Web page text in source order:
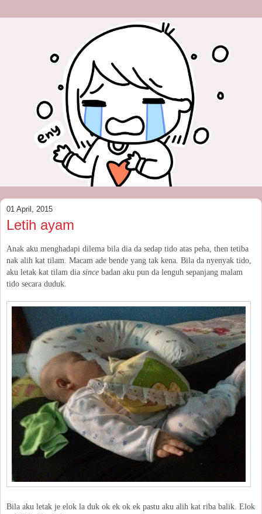
01 April, 2015
Letih ayam
Anak aku menghadapi dilema bila dia da sedap tido atas peha, then tetiba
nak alih kat tilam. Macam ade bende yang tak kena. Bila da nyenyak tido,
aku letak kat tilam dia since badan aku pun da lenguh sepanjang malam
tido secara duduk.
Bila aku letak je elok la duk ok ek ok ek pastu aku alih kat riba balik. Elok